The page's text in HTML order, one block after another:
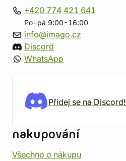
+420 774 421 641
Po-pá 9:00-16:00
info@imago.cz
Discord
WhatsApp
Přidej se na Discord!
nakupování
Všechno o nákupu